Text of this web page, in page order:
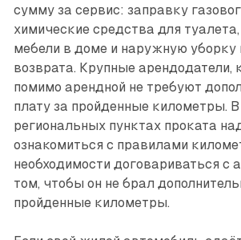
сумму за сервис: заправку
химические средства для
мебели в доме и наружную уборку
возврата. Крупные арендодатели,
помимо арендной не требуют
плату за пройденные километры.
региональных пунктах проката
ознакомиться с правилами
необходимости договариваться с
том, чтобы он не брал
пройденные километры.